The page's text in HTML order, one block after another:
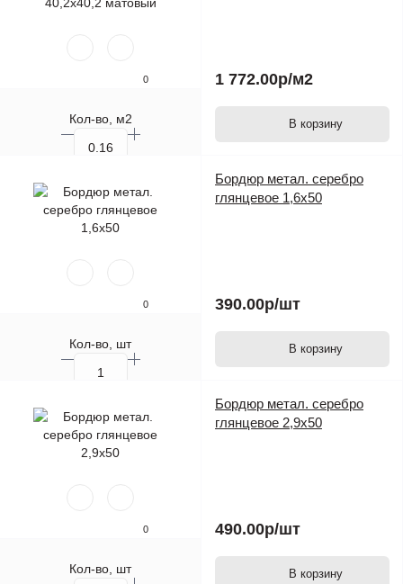
0
Кол-во, м2
1 772.00р/м2
В корзину
0
Кол-во, шт
Бордюр метал. серебро
глянцевое 1,6х50
390.00р/шт
В корзину
0
Кол-во, шт
Бордюр метал. серебро
глянцевое 2,9х50
490.00р/шт
В корзину